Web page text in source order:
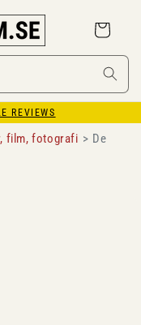
Varukorg
REVIEWS
film, fotografi
De